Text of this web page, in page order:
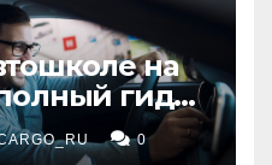
на
гид
0